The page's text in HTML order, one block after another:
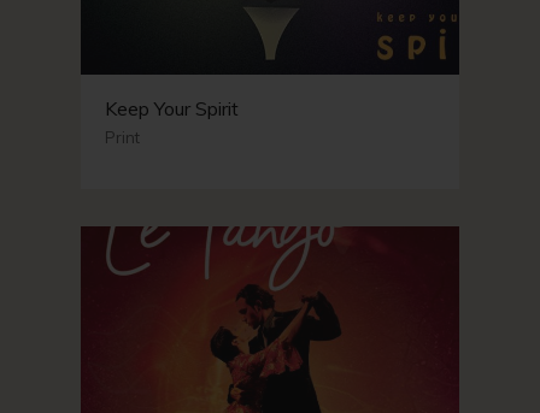
Keep Your Spirit
Print